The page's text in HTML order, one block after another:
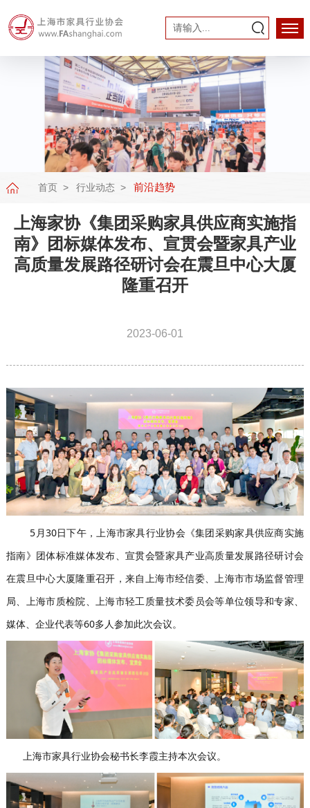
首页 行业动态 前沿趋势
上海家协《集团采购家具供应商实施指
南》团标媒体发布、宣贯会暨家具产业
高质量发展路径研讨会在震旦中心大厦
隆重召开
2023-06-01
5月30日下午，上海市家具行业协会《集团采购家具供应商实施
指南》团体标准媒体发布、宣贯会暨家具产业高质量发展路径研讨会
在震旦中心大厦隆重召开，来自上海市经信委、上海市市场监督管理
局、上海市质检院、上海市轻工质量技术委员会等单位领导和专家、
媒体、企业代表等60多人参加此次会议。
上海市家具行业协会秘书长李霞主持本次会议。